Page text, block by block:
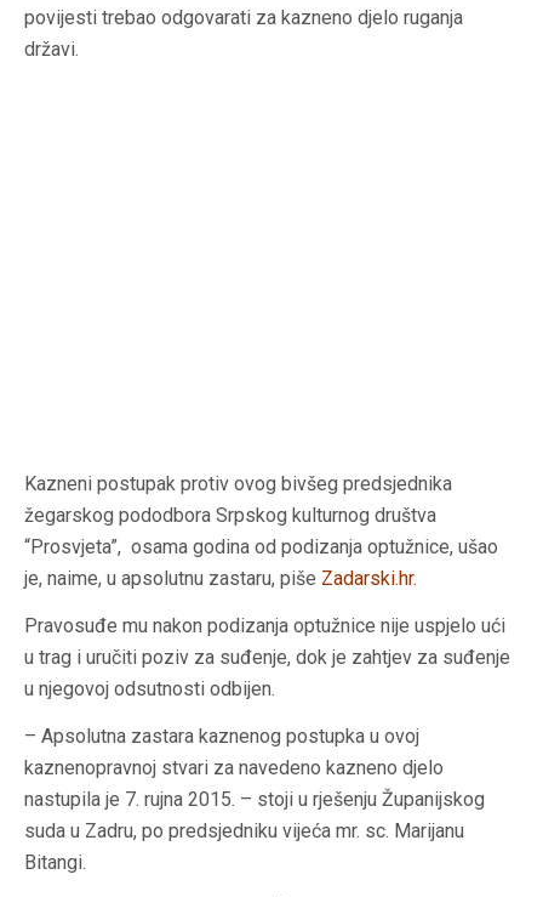
povijesti trebao odgovarati za kazneno djelo ruganja
državi.
Kazneni postupak protiv ovog bivšeg predsjednika
žegarskog pododbora Srpskog kulturnog društva
“Prosvjeta”, osama godina od podizanja optužnice, ušao
je, naime, u apsolutnu zastaru, piše Zadarski.hr.
Pravosuđe mu nakon podizanja optužnice nije uspjelo ući
u trag i uručiti poziv za suđenje, dok je zahtjev za suđenje
u njegovoj odsutnosti odbijen.
– Apsolutna zastara kaznenog postupka u ovoj
kaznenopravnoj stvari za navedeno kazneno djelo
nastupila je 7. rujna 2015. – stoji u rješenju Županijskog
suda u Zadru, po predsjedniku vijeća mr. sc. Marijanu
Bitangi.